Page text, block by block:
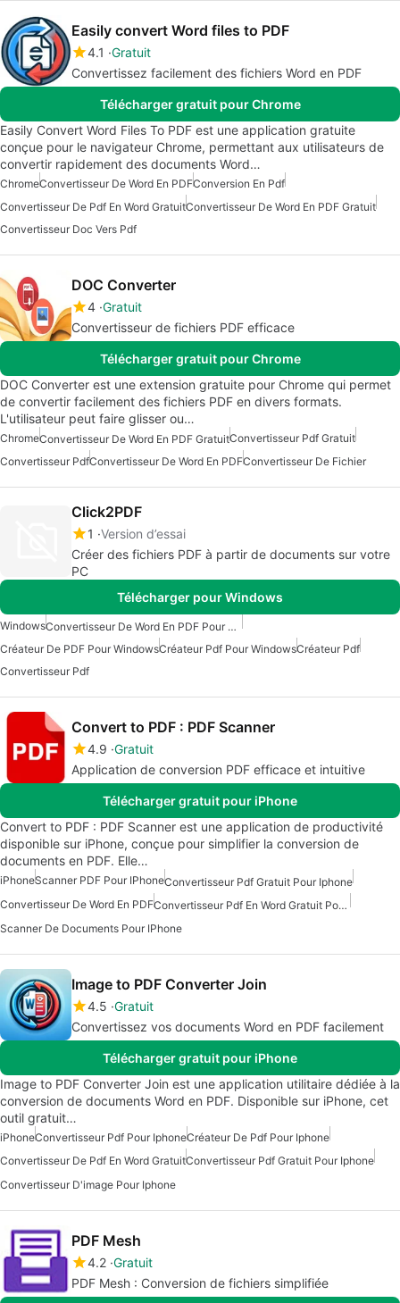
Easily convert Word files to PDF
4.1 Gratuit
Convertissez facilement des fichiers Word en PDF
Télécharger gratuit pour Chrome
Easily Convert Word Files To PDF est une application gratuite
conçue pour le navigateur Chrome, permettant aux utilisateurs de
convertir rapidement des documents Word…
ChromeConvertisseur De Word En PDFConversion En Pdf
Convertisseur De Pdf En Word GratuitConvertisseur De Word En PDF Gratuit
Convertisseur Doc Vers Pdf
DOC Converter
4 Gratuit
Convertisseur de fichiers PDF efficace
Télécharger gratuit pour Chrome
DOC Converter est une extension gratuite pour Chrome qui permet
de convertir facilement des fichiers PDF en divers formats.
L'utilisateur peut faire glisser ou…
ChromeConvertisseur De Word En PDF GratuitConvertisseur Pdf Gratuit
Convertisseur PdfConvertisseur De Word En PDFConvertisseur De Fichier
Click2PDF
1 Version d’essai
Créer des fichiers PDF à partir de documents sur votre
PC
Télécharger pour Windows
Windows
Convertisseur De Word En PDF Pour Windows
Créateur De PDF Pour WindowsCréateur Pdf Pour WindowsCréateur Pdf
Convertisseur Pdf
Convert to PDF : PDF Scanner
4.9 Gratuit
Application de conversion PDF efficace et intuitive
Télécharger gratuit pour iPhone
Convert to PDF : PDF Scanner est une application de productivité
disponible sur iPhone, conçue pour simplifier la conversion de
documents en PDF. Elle…
iPhoneScanner PDF Pour IPhoneConvertisseur Pdf Gratuit Pour Iphone
Convertisseur De Word En PDF
Convertisseur Pdf En Word Gratuit Pour Iphone
Scanner De Documents Pour IPhone
Image to PDF Converter Join
4.5 Gratuit
Convertissez vos documents Word en PDF facilement
Télécharger gratuit pour iPhone
Image to PDF Converter Join est une application utilitaire dédiée à la
conversion de documents Word en PDF. Disponible sur iPhone, cet
outil gratuit…
iPhoneConvertisseur Pdf Pour IphoneCréateur De Pdf Pour Iphone
Convertisseur De Pdf En Word GratuitConvertisseur Pdf Gratuit Pour Iphone
Convertisseur D'image Pour Iphone
PDF Mesh
4.2 Gratuit
PDF Mesh : Conversion de fichiers simplifiée